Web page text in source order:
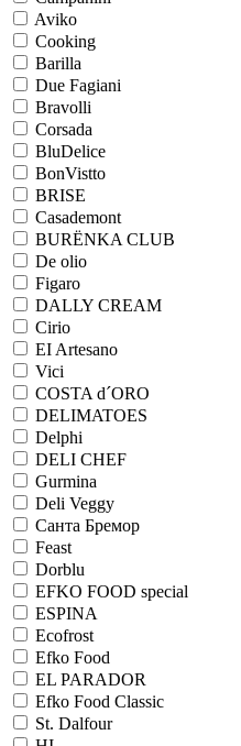
Aviko
Cooking
Barilla
Due Fagiani
Bravolli
Corsada
BluDelice
BonVistto
BRISE
Casademont
BURЁNKA CLUB
De olio
Figaro
DALLY CREAM
Cirio
EI Artesano
Vici
COSTA d´ORO
DELIMATOES
Delphi
DELI CHEF
Gurmina
Deli Veggy
Санта Бремор
Feast
Dorblu
EFKO FOOD special
ESPINA
Ecofrost
Efko Food
EL PARADOR
Efko Food Сlassic
St. Dalfour